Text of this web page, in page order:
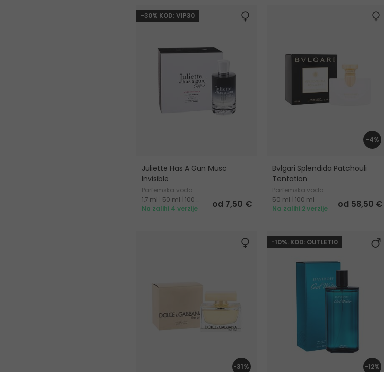
-30% KOD: VIP30
Juliette Has A Gun Musc
Invisible
Parfemska voda
1,7 ml
50 ml
100 ml
Na zalihi 4 verzije
od 7,50 €
-4%
Bvlgari Splendida Patchouli
Tentation
Parfemska voda
50 ml
100 ml
Na zalihi 2 verzije
od 58,50 €
-31%
-10%. KOD: OUTLET10
-12%